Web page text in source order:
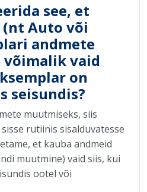
see, et
Auto või
andmete
vaid
on
seisundis?
muutmiseks, siis
rutiinis sisalduvatesse
et kauba andmeid
muutmine) vaid siis, kui
ootel või